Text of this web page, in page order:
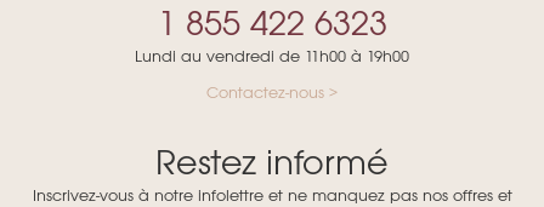
1 855 422 6323
Lundi au vendredi de 11h00 à 19h00
Contactez-nous >
Restez informé
Inscrivez-vous à notre infolettre et ne manquez pas nos offres et